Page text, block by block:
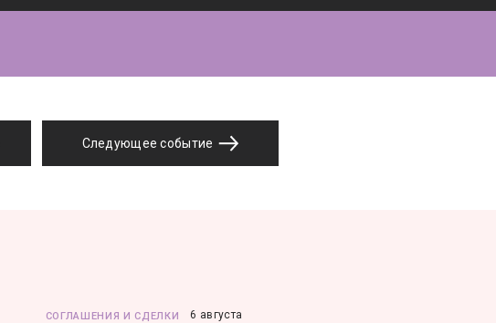
Следующее событие
СОГЛАШЕНИЯ И СДЕЛКИ 6 августа